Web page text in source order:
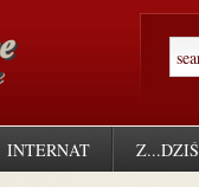
INTERNAT Z...DZIŚ